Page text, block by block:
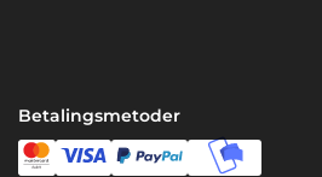
Betalingsmetoder